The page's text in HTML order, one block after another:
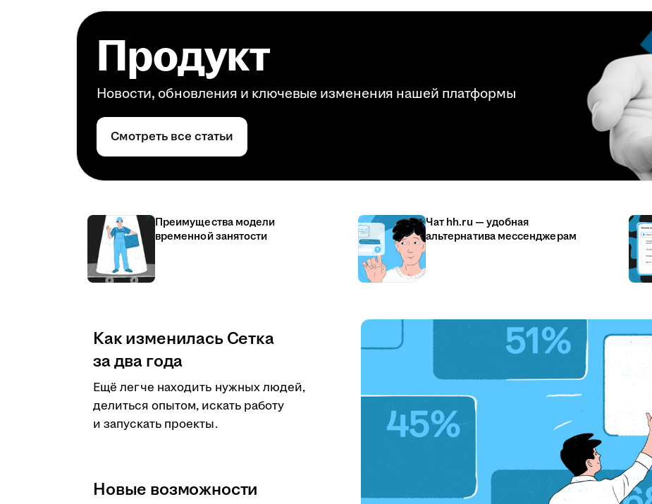
Продукт
Новости, обновления и ключевые изменения нашей платформы
Смотреть все статьи
Преимущества модели
временной занятости
Чат hh.ru — удобная
альтернатива мессенджерам
Как изменилась Сетка
за два года
Ещё легче находить нужных людей,
делиться опытом, искать работу
и запускать проекты.
Новые возможности